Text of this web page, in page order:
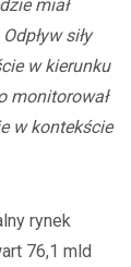
miał
siły
w kierunku
monitorował
w kontekście
rynek
76,1 mld